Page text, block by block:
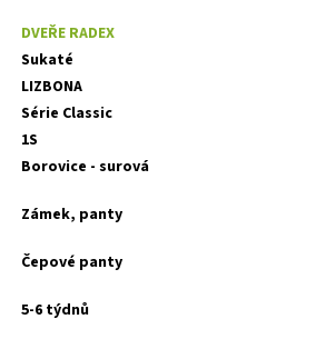
DVEŘE RADEX
Sukaté
LIZBONA
Série Classic
1S
Borovice - surová
Zámek, panty
Čepové panty
5-6 týdnů